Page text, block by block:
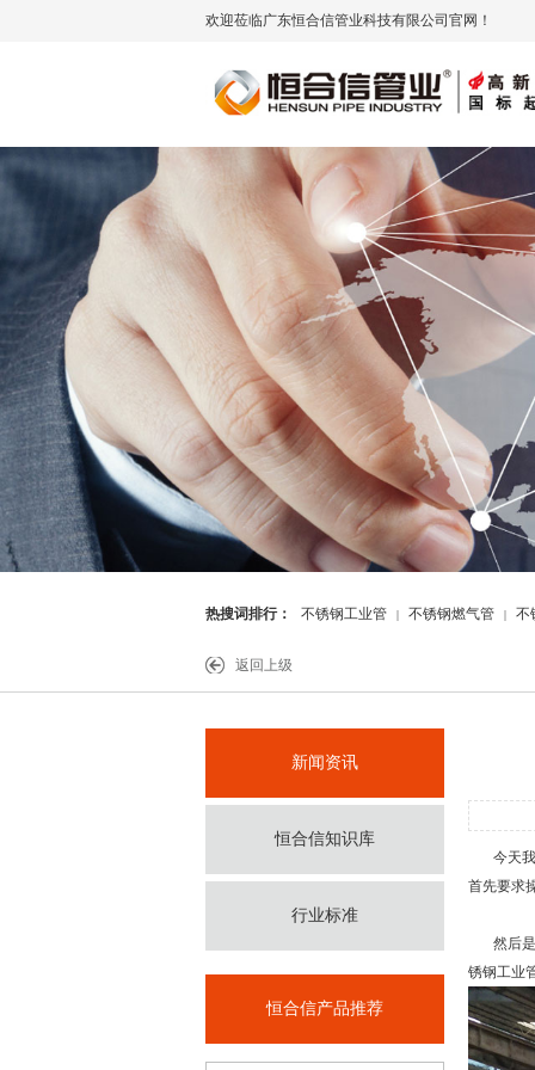
欢迎莅临广东恒合信管业科技有限公司官网！
热搜词排行： 不锈钢工业管 | 不锈钢燃气管 | 不
返回上级
新闻资讯
恒合信知识库
行业标准
恒合信产品推荐
今天我
首先要求
然后是
锈钢工业